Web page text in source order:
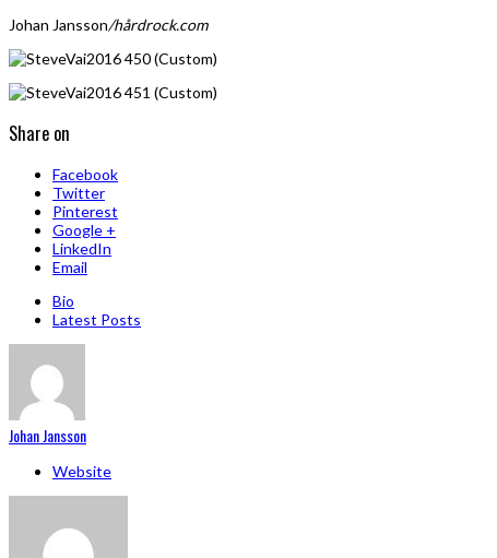
Johan Jansson/hårdrock.com
Share on
Facebook
Twitter
Pinterest
Google +
LinkedIn
Email
Bio
Latest Posts
Johan Jansson
Website